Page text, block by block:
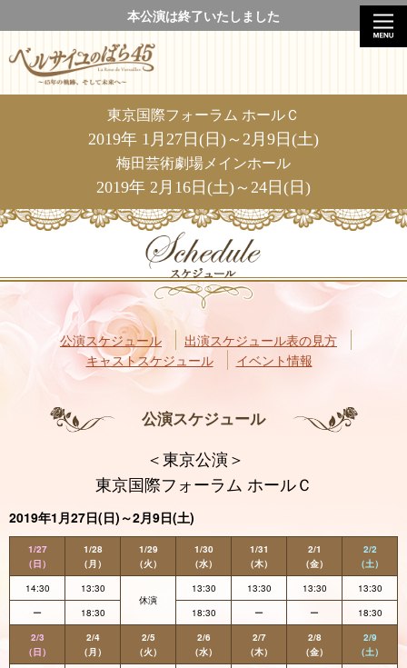
本公演は終了いたしました
東京国際フォーラム ホールＣ
2019年 1月27日(日)～2月9日(土)
梅田芸術劇場メインホール
2019年 2月16日(土)～24日(日)
公演スケジュール
出演スケジュール表の見方
キャストスケジュール
イベント情報
公演スケジュール
＜東京公演＞
東京国際フォーラム ホールＣ
2019年1月27日(日)～2月9日(土)
1/27
（日）
1/28
（月）
1/29
（火）
1/30
（水）
1/31
（木）
2/1
（金）
2/2
（土）
14:30
13:30
休演
13:30 13:30 13:30
13:30
ー
18:30 18:30 ー ー
18:30
2/3
（日）
2/4
（月）
2/5
（火）
2/6
（水）
2/7
（木）
2/8
（金）
2/9
（土）